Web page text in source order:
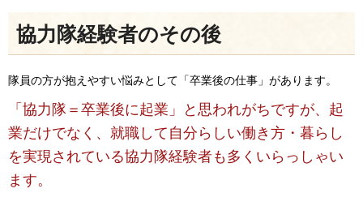
協力隊経験者のその後
隊員の方が抱えやすい悩みとして「卒業後の仕事」があります。
「協力隊＝卒業後に起業」と思われがちですが、起
業だけでなく、就職して自分らしい働き方・暮らし
を実現されている協力隊経験者も多くいらっしゃい
ます。